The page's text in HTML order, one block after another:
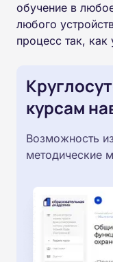
обучение в
любого
процесс так,
курсам
Возможность
методические